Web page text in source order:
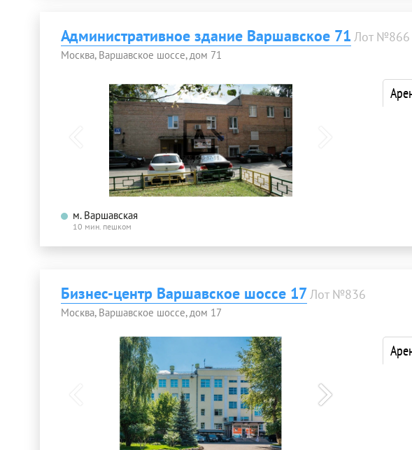
Административное здание Варшавское 71 Лот №866
Москва, Варшавское шоссе, дом 71
м. Варшавская
10 мин. пешком
Бизнес-центр Варшавское шоссе 17 Лот №836
Москва, Варшавское шоссе, дом 17